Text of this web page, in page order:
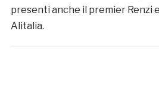
presenti anche il premier Renzi e
Alitalia.